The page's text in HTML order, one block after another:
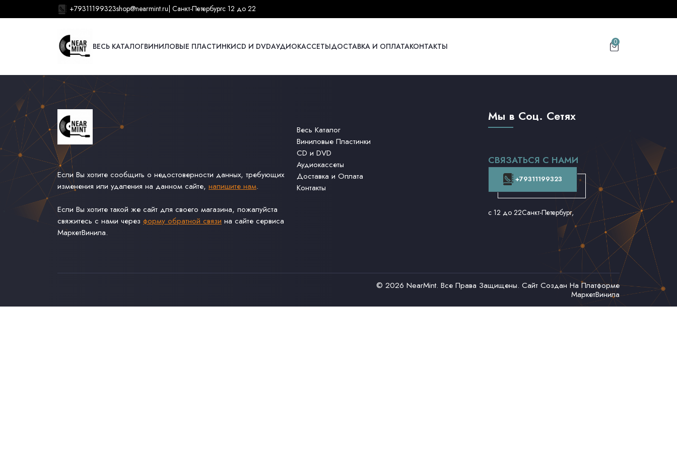
+79311199323shop@nearmint.ru | Санкт-Петербургс 12 до 22
ВЕСЬ КАТАЛОГВИНИЛОВЫЕ ПЛАСТИНКИCD И DVDАУДИОКАССЕТЫДОСТАВКА И ОПЛАТАКОНТАКТЫ 0
Если Вы хотите сообщить о недостоверности данных, требующих
изменения или удаления на данном сайте, напишите нам.
Если Вы хотите такой же сайт для своего магазина, пожалуйста
свяжитесь с нами через форму обратной связи на сайте сервиса
МаркетВинила.
Весь Каталог
Виниловые Пластинки
CD и DVD
Аудиокассеты
Доставка и Оплата
Контакты
Мы в Соц. Сетях
СВЯЗАТЬСЯ С НАМИ
+79311199323
с 12 до 22Санкт-Петербург,
© 2026 NearMint. Все Права Защищены. Сайт Создан На Платформе
МаркетВинила